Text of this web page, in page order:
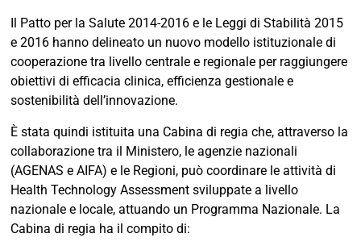
Il Patto per la Salute 2014-2016 e le Leggi di Stabilità 2015
e 2016 hanno delineato un nuovo modello istituzionale di
cooperazione tra livello centrale e regionale per raggiungere
obiettivi di efficacia clinica, efficienza gestionale e
sostenibilità dell’innovazione.
È stata quindi istituita una Cabina di regia che, attraverso la
collaborazione tra il Ministero, le agenzie nazionali
(AGENAS e AIFA) e le Regioni, può coordinare le attività di
Health Technology Assessment sviluppate a livello
nazionale e locale, attuando un Programma Nazionale. La
Cabina di regia ha il compito di: